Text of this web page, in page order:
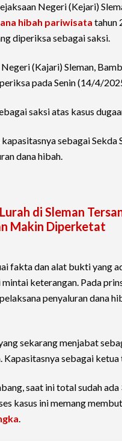
Negeri (Kejari)
hibah pariwisata tahun
diperiksa sebagai saksi.
(Kajari) Sleman,
pada Senin (14/4/
saksi atas kasus
sebagai
dana hibah.
di Sleman
Makin Diperketat
fakta dan alat bukti yang
mintai keterangan. Pada
penyaluran dana
sekarang menjabat
Kapasitasnya sebagai
saat ini total sudah
kasus ini memang
.